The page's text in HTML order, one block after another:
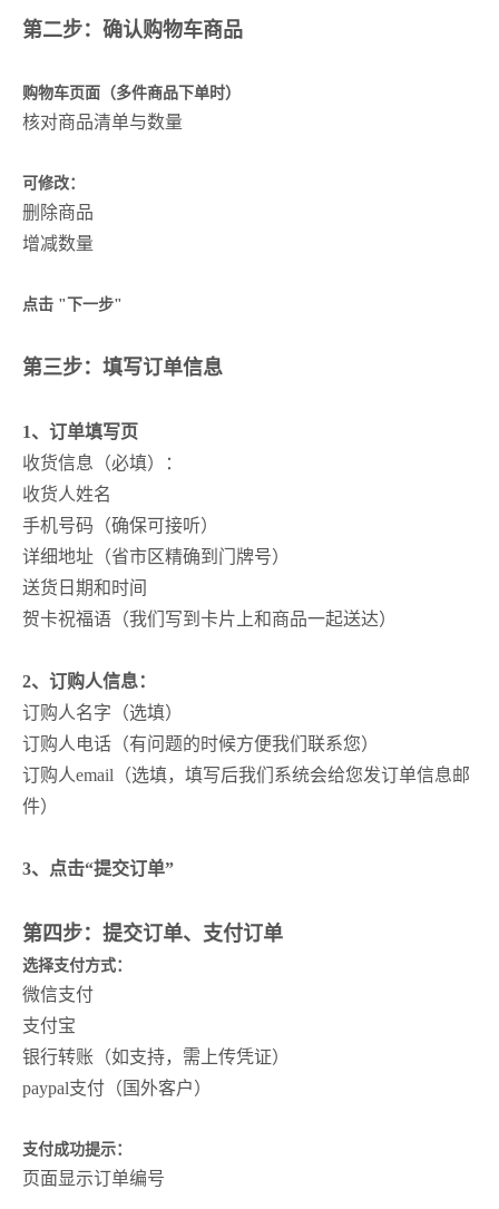
第二步：确认购物车商品
购物车页面（多件商品下单时）
核对商品清单与数量
可修改：
删除商品
增减数量
点击 "下一步"
第三步：填写订单信息
1、订单填写页
收货信息（必填）：
收货人姓名
手机号码（确保可接听）
详细地址（省市区精确到门牌号）
送货日期和时间
贺卡祝福语（我们写到卡片上和商品一起送达）
2、订购人信息：
订购人名字（选填）
订购人电话（有问题的时候方便我们联系您）
订购人email（选填，填写后我们系统会给您发订单信息邮
件）
3、点击“提交订单”
第四步：提交订单、支付订单
选择支付方式：
微信支付
支付宝
银行转账（如支持，需上传凭证）
paypal支付（国外客户）
支付成功提示：
页面显示订单编号